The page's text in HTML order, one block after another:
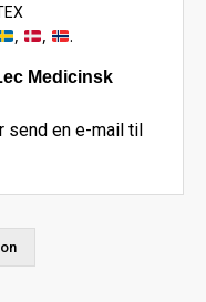
, , .
Medicinsk
send en e-mail til